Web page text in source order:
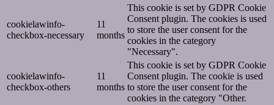
cookielawinfo-
checkbox-necessary
11
months
This cookie is set by GDPR Cookie
Consent plugin. The cookies is used
to store the user consent for the
cookies in the category
"Necessary".
cookielawinfo-
checkbox-others
11
months
This cookie is set by GDPR Cookie
Consent plugin. The cookie is used
to store the user consent for the
cookies in the category "Other.